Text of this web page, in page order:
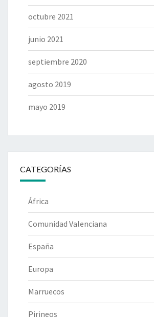
octubre 2021
junio 2021
septiembre 2020
agosto 2019
mayo 2019
CATEGORÍAS
África
Comunidad Valenciana
España
Europa
Marruecos
Pirineos